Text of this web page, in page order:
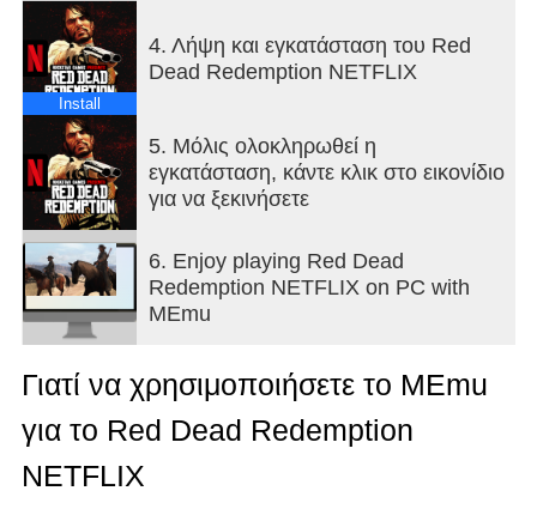
- Created by Rockstar Games.
Please note that the Data Safety information
applies to information collected and used in this
app. See the Netflix Privacy Statement to learn
more about information we collect and use in this
and other contexts, including at account
registration.
Install
4. Λήψη και εγκατάσταση του Red
Dead Redemption NETFLIX
5. Μόλις ολοκληρωθεί η
εγκατάσταση, κάντε κλικ στο εικονίδιο
για να ξεκινήσετε
6. Enjoy playing Red Dead
Redemption NETFLIX on PC with
MEmu
Γιατί να χρησιμοποιήσετε το MEmu
για το Red Dead Redemption
NETFLIX